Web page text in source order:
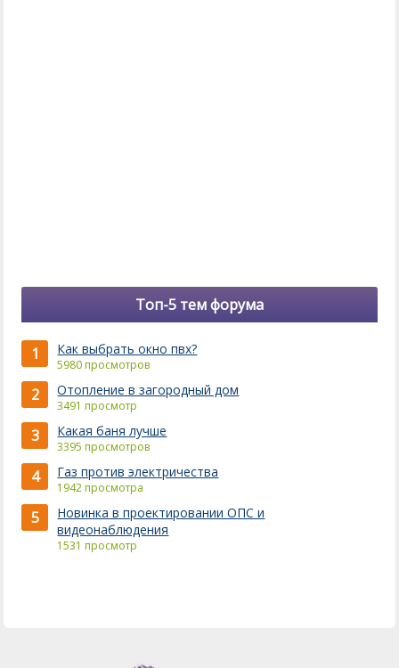
Топ-5 тем форума
1 Как выбрать окно пвх?
5980 просмотров
2 Отопление в загородный дом
3491 просмотр
3 Какая баня лучше
3395 просмотров
4 Газ против электричества
1942 просмотра
5
Новинка в проектировании ОПС и
видеонаблюдения
1531 просмотр